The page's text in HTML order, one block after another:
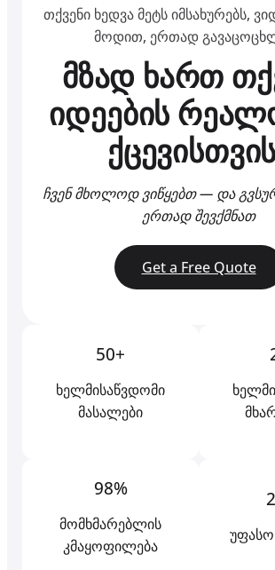
თქვენი ხედვა მეტს იმსახურებს,
მოდით, ერთად
მზად ხართ
იდეების
ჩვენ მხოლოდ ვიწყებთ — და
ერთად შევქმნათ
Get a Free Quote
50+
ხელმისაწვდომი
მასალები
98%
მომხმარებლის
კმაყოფილება